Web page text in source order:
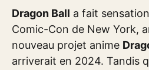
Dragon Ball a fait
Comic-Con de New York,
nouveau projet anime
arriverait en 2024. Tandis